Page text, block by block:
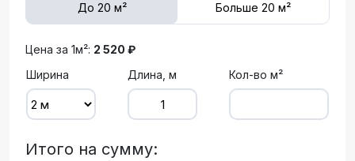
До 20 м² Больше 20 м²
Цена за 1м²: 2 520 ₽
Ширина
Длина, м Кол-во м²
Итого на сумму: